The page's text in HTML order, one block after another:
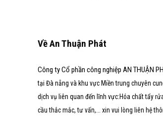
Về An Thuận Phát
Công ty Cổ phần công nghiệp AN THUẬN
tại Đà nẵng và khu vực Miền trung chuyên
dịch vụ liên quan đến lĩnh vực:Hóa chất tẩy
cầu thắc mắc, tư vấn,... xin vui lòng liên hệ